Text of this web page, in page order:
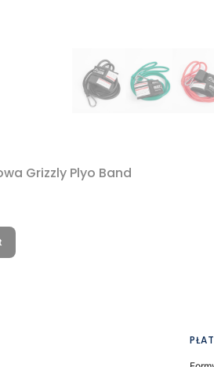
Grizzly Plyo Band